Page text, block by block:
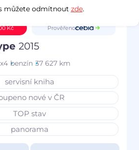
Kč Prověřeno
2015
benzín 37 627 km
servisní kniha
nové v ČR
TOP stav
panorama
můžete odmítnout zde.